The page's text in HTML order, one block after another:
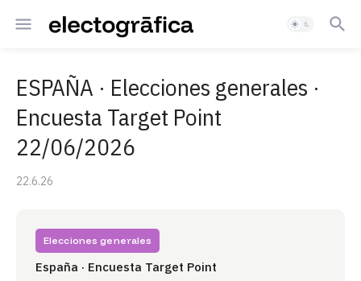
ESPAÑA · Elecciones generales ·
Encuesta Target Point
22/06/2026
22.6.26
Elecciones generales
España · Encuesta Target Point